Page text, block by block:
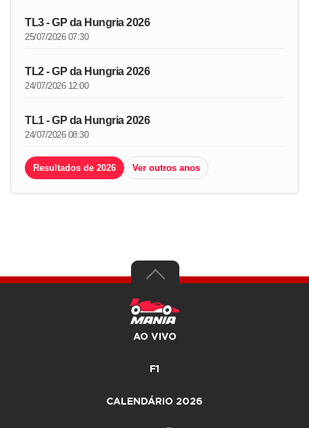
TL3 - GP da Hungria 2026
25/07/2026 07:30
TL2 - GP da Hungria 2026
24/07/2026 12:00
TL1 - GP da Hungria 2026
24/07/2026 08:30
Resultados de 2026 Ver outros anos
AO VIVO
F1
CALENDÁRIO 2026